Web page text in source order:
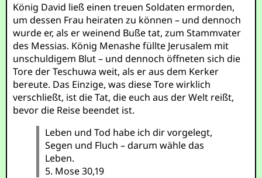
König David ließ einen treuen Soldaten ermorden,
um dessen Frau heiraten zu können – und dennoch
wurde er, als er weinend Buße tat, zum Stammvater
des Messias. König Menashe füllte Jerusalem mit
unschuldigem Blut – und dennoch öffneten sich die
Tore der Teschuwa weit, als er aus dem Kerker
bereute. Das Einzige, was diese Tore wirklich
verschließt, ist die Tat, die euch aus der Welt reißt,
bevor die Reise beendet ist.
Leben und Tod habe ich dir vorgelegt,
Segen und Fluch – darum wähle das
Leben.
5. Mose 30,19